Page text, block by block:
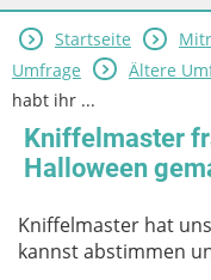
Startseite
Umfrage
Ältere
habt ihr ...
Kniffelmaster
Halloween
Kniffelmaster hat
kannst abstimmen